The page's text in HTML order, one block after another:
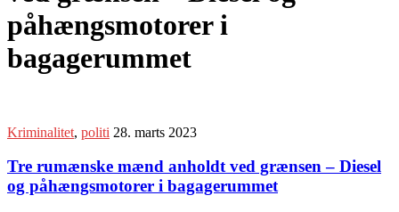
påhængsmotorer i
bagagerummet
Kriminalitet, politi 28. marts 2023
Tre rumænske mænd anholdt ved grænsen – Diesel
og påhængsmotorer i bagagerummet